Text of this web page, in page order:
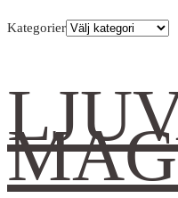
Kategorier